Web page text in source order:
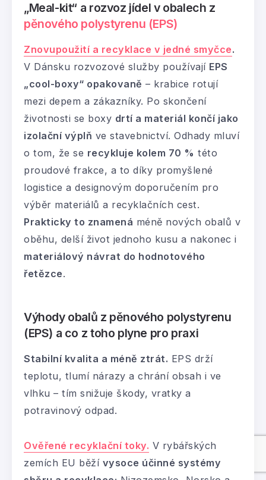
„Meal-kit“ a rozvoz jídel v obalech z
pěnového polystyrenu (EPS)
Znovupoužití a recyklace v jedné smyčce.
V Dánsku rozvozové služby používají EPS
„cool-boxy“ opakovaně – krabice rotují
mezi depem a zákazníky. Po skončení
životnosti se boxy drtí a materiál končí jako
izolační výplň ve stavebnictví. Odhady mluví
o tom, že se recykluje kolem 70 % této
proudové frakce, a to díky promyšlené
logistice a designovým doporučením pro
výběr materiálů a recyklačních cest.
Prakticky to znamená méně nových obalů v
oběhu, delší život jednoho kusu a nakonec i
materiálový návrat do hodnotového
řetězce.
Výhody obalů z pěnového polystyrenu
(EPS) a co z toho plyne pro praxi
Stabilní kvalita a méně ztrát. EPS drží
teplotu, tlumí nárazy a chrání obsah i ve
vlhku – tím snižuje škody, vratky a
potravinový odpad.
Ověřené recyklační toky. V rybářských
zemích EU běží vysoce účinné systémy